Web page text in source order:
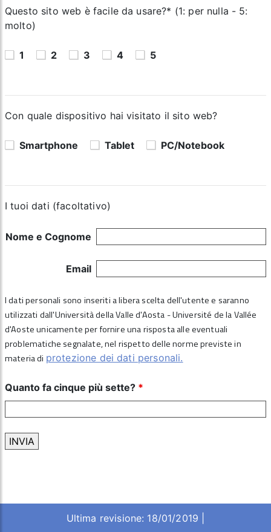
Questo sito web è facile da usare?* (1: per nulla - 5:
molto)
1 2 3 4 5
Con quale dispositivo hai visitato il sito web?
Smartphone Tablet PC/Notebook
I tuoi dati (facoltativo)
Nome e Cognome
Email
I dati personali sono inseriti a libera scelta dell'utente e saranno
utilizzati dall'Università della Valle d'Aosta - Université de la Vallée
d'Aoste unicamente per fornire una risposta alle eventuali
problematiche segnalate, nel rispetto delle norme previste in
materia di protezione dei dati personali.
Quanto fa cinque più sette? *
Ultima revisione: 18/01/2019 |